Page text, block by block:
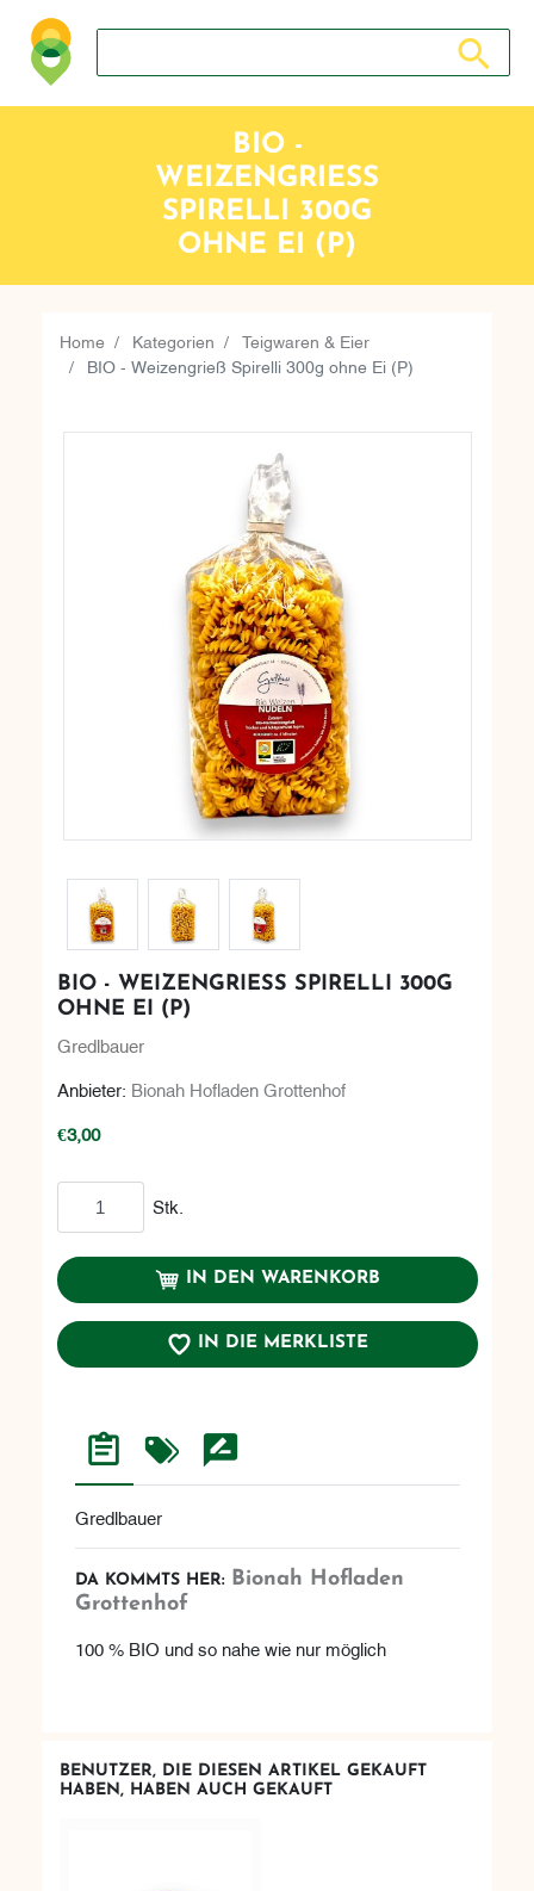
Suche nach: Zum Beispiel Wein, Fleisch, Keramik,
Suche
BIO -
WEIZENGRIESS S
PIRELLI 300G O
HNE EI (P)
Home Kategorien Teigwaren & Eier
BIO - Weizengrieß Spirelli 300g ohne Ei (P)
BIO - WEIZENGRIESS SPIRELLI 300G O
HNE EI (P)
Gredlbauer
Anbieter: Bionah Hofladen Grottenhof
€3,00
Stk.
IN DEN WARENKORB
IN DIE MERKLISTE
Gredlbauer
DA KOMMTS HER: Bionah Hofladen
Grottenhof
100 % BIO und so nahe wie nur möglich
BENUTZER, DIE DIESEN ARTIKEL GEKAUFT
HABEN, HABEN AUCH GEKAUFT